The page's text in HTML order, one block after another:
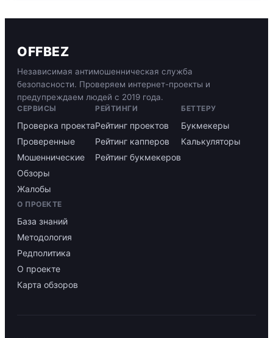
OFFBEZ
Независимая антимошенническая служба
безопасности. Проверяем интернет-проекты и
предупреждаем людей с 2019 года.
СЕРВИСЫ
Проверка проекта
Проверенные
Мошеннические
Обзоры
Жалобы
РЕЙТИНГИ
Рейтинг проектов
Рейтинг капперов
Рейтинг букмекеров
БЕТТЕРУ
Букмекеры
Калькуляторы
О ПРОЕКТЕ
База знаний
Методология
Редполитика
О проекте
Карта обзоров